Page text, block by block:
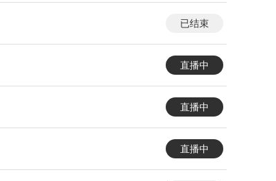
已结束
直播中
直播中
直播中